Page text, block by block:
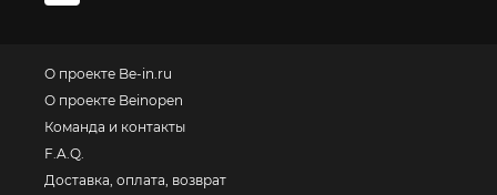
О проекте Be-in.ru
О проекте Beinopen
Команда и контакты
F.A.Q.
Доставка, оплата, возврат